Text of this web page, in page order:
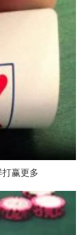
打赢更多